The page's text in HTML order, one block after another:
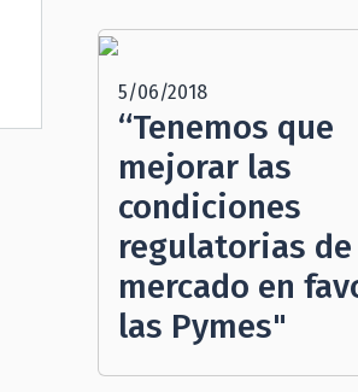
5/06/2018
“Tenemos que
mejorar las
condiciones
regulatorias
mercado en
las Pymes"